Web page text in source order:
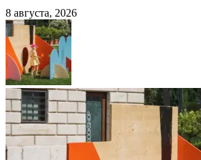
8 августа, 2026